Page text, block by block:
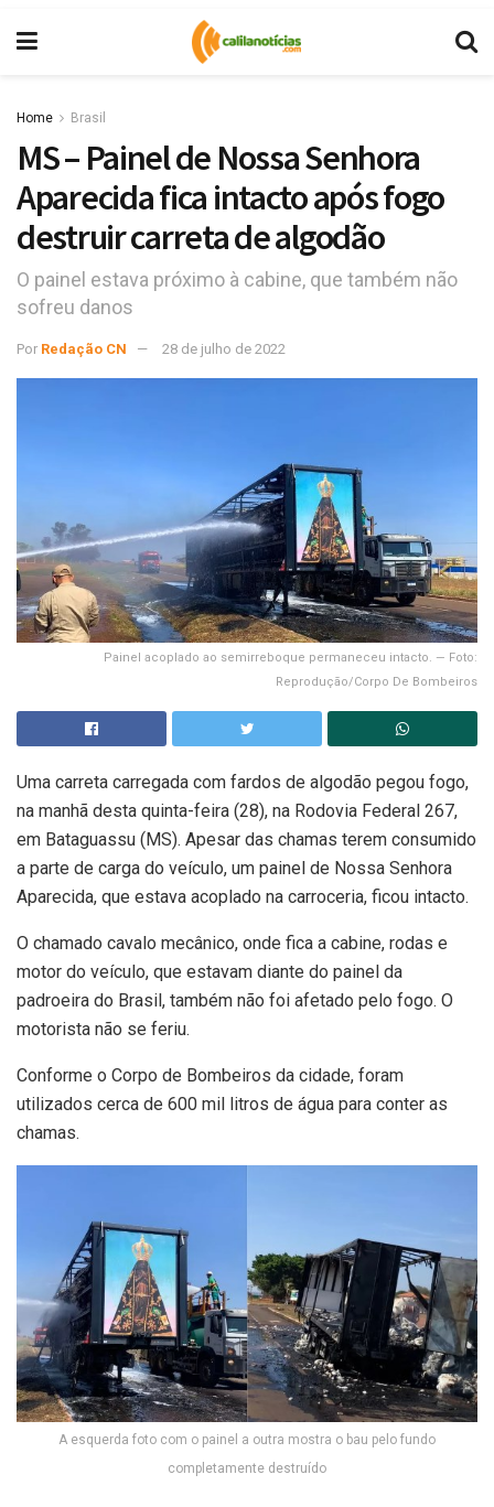
Home Brasil
MS – Painel de Nossa Senhora
Aparecida fica intacto após fogo
destruir carreta de algodão
O painel estava próximo à cabine, que também não
sofreu danos
Por Redação CN 28 de julho de 2022
Painel acoplado ao semirreboque permaneceu intacto. — Foto:
Reprodução/Corpo De Bombeiros
Uma carreta carregada com fardos de algodão pegou fogo,
na manhã desta quinta-feira (28), na Rodovia Federal 267,
em Bataguassu (MS). Apesar das chamas terem consumido
a parte de carga do veículo, um painel de Nossa Senhora
Aparecida, que estava acoplado na carroceria, ficou intacto.
O chamado cavalo mecânico, onde fica a cabine, rodas e
motor do veículo, que estavam diante do painel da
padroeira do Brasil, também não foi afetado pelo fogo. O
motorista não se feriu.
Conforme o Corpo de Bombeiros da cidade, foram
utilizados cerca de 600 mil litros de água para conter as
chamas.
A esquerda foto com o painel a outra mostra o bau pelo fundo
completamente destruído